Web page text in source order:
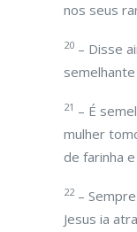
nos seus
20 – Disse
21 – É
mulher
de farinha
22– Sempre
Jesus ia